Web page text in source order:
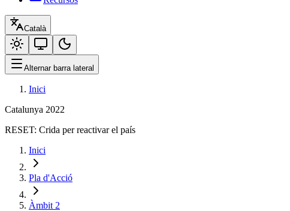
Català
Alternar barra lateral
Inici
Catalunya 2022
RESET: Crida per reactivar el país
Inici
Pla d'Acció
Àmbit 2